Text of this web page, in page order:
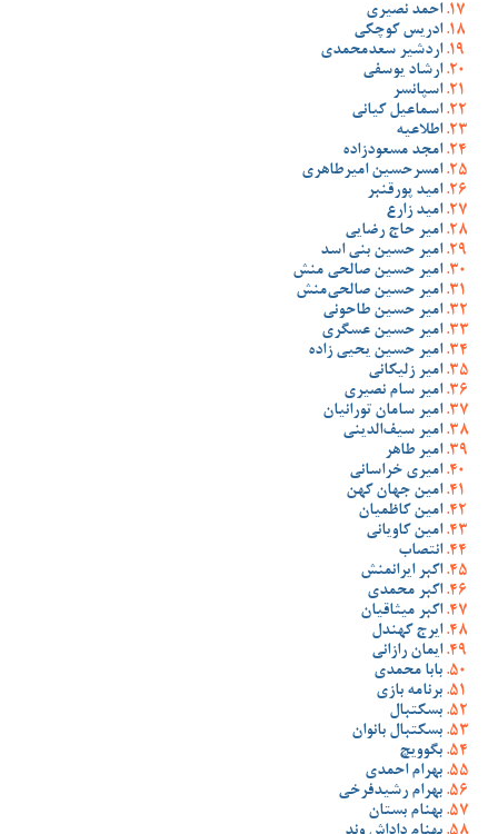
احمد نصیری
ادریس کوچکی
اردشیر سعدمحمدی
ارشاد یوسفی
اسپانسر
اسماعیل کیانی
اطلاعیه
امجد مسعودزاده
امسرحسین امیرطاهری
امید پورقنبر
امید زارع
امیر حاج رضایی
امیر حسین بنی اسد
امیر حسین صالحی منش
امیر حسین صالحی‌منش
امیر حسین طاحونی
امیر حسین عسگری
امیر حسین یحیی زاده
امیر زلیکانی
امیر سام نصیری
امیر سامان تورانیان
امیر سیف‌الدینی
امیر طاهر
امیری خراسانی
امین جهان کهن
امین کاظمیان
امین کاویانی
انتصاب
اکبر ایرانمنش
اکبر محمدی
اکبر میثاقیان
ایرج کهندل
ایمان رازانی
بابا محمدی
برنامه بازی
بسکتبال
بسکتبال بانوان
بگوویچ
بهرام احمدی
بهرام رشیدفرخی
بهنام بستان